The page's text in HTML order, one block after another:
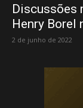
Discussões
Henry Borel
2 de junho de 2022